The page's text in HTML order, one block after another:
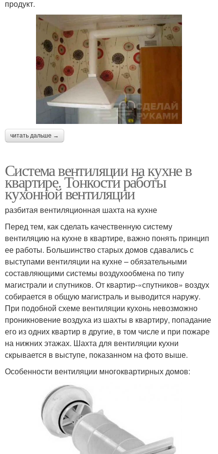
продукт.
читать дальше →
Система вентиляции на кухне в
квартире. Тонкости работы
кухонной вентиляции
разбитая вентиляционная шахта на кухне
Перед тем, как сделать качественную систему
вентиляцию на кухне в квартире, важно понять принцип
ее работы. Большинство старых домов сдавались с
выступами вентиляции на кухне – обязательными
составляющими системы воздухообмена по типу
магистрали и спутников. От квартир-«спутников» воздух
собирается в общую магистраль и выводится наружу.
При подобной схеме вентиляции кухонь невозможно
проникновение воздуха из шахты в квартиру, попадание
его из одних квартир в другие, в том числе и при пожаре
на нижних этажах. Шахта для вентиляции кухни
скрывается в выступе, показанном на фото выше.
Особенности вентиляции многоквартирных домов: